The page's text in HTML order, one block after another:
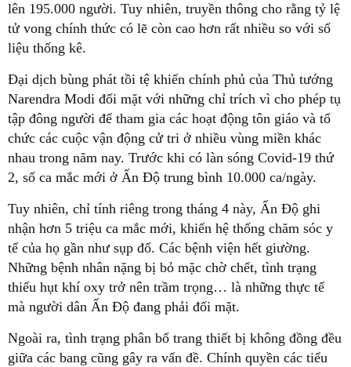
lên 195.000 người. Tuy nhiên, truyền thông cho rằng tỷ lệ
tử vong chính thức có lẽ còn cao hơn rất nhiều so với số
liệu thống kê.
Đại dịch bùng phát tồi tệ khiến chính phủ của Thủ tướng
Narendra Modi đối mặt với những chỉ trích vì cho phép tụ
tập đông người để tham gia các hoạt động tôn giáo và tổ
chức các cuộc vận động cử tri ở nhiều vùng miền khác
nhau trong năm nay. Trước khi có làn sóng Covid-19 thứ
2, số ca mắc mới ở Ấn Độ trung bình 10.000 ca/ngày.
Tuy nhiên, chỉ tính riêng trong tháng 4 này, Ấn Độ ghi
nhận hơn 5 triệu ca mắc mới, khiến hệ thống chăm sóc y
tế của họ gần như sụp đổ. Các bệnh viện hết giường.
Những bệnh nhân nặng bị bỏ mặc chờ chết, tình trạng
thiếu hụt khí oxy trở nên trầm trọng… là những thực tế
mà người dân Ấn Độ đang phải đối mặt.
Ngoài ra, tình trạng phân bổ trang thiết bị không đồng đều
giữa các bang cũng gây ra vấn đề. Chính quyền các tiểu